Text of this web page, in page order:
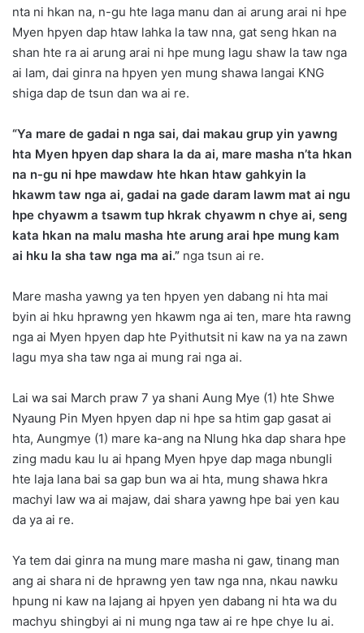
nta ni hkan na, n-gu hte laga manu dan ai arung arai ni hpe
Myen hpyen dap htaw lahka la taw nna, gat seng hkan na
shan hte ra ai arung arai ni hpe mung lagu shaw la taw nga
ai lam, dai ginra na hpyen yen mung shawa langai KNG
shiga dap de tsun dan wa ai re.
“Ya mare de gadai n nga sai, dai makau grup yin yawng
hta Myen hpyen dap shara la da ai, mare masha n’ta hkan
na n-gu ni hpe mawdaw hte hkan htaw gahkyin la
hkawm taw nga ai, gadai na gade daram lawm mat ai ngu
hpe chyawm a tsawm tup hkrak chyawm n chye ai, seng
kata hkan na malu masha hte arung arai hpe mung kam
ai hku la sha taw nga ma ai.” nga tsun ai re.
Mare masha yawng ya ten hpyen yen dabang ni hta mai
byin ai hku hprawng yen hkawm nga ai ten, mare hta rawng
nga ai Myen hpyen dap hte Pyithutsit ni kaw na ya na zawn
lagu mya sha taw nga ai mung rai nga ai.
Lai wa sai March praw 7 ya shani Aung Mye (1) hte Shwe
Nyaung Pin Myen hpyen dap ni hpe sa htim gap gasat ai
hta, Aungmye (1) mare ka-ang na Nlung hka dap shara hpe
zing madu kau lu ai hpang Myen hpye dap maga nbungli
hte laja lana bai sa gap bun wa ai hta, mung shawa hkra
machyi law wa ai majaw, dai shara yawng hpe bai yen kau
da ya ai re.
Ya tem dai ginra na mung mare masha ni gaw, tinang man
ang ai shara ni de hprawng yen taw nga nna, nkau nawku
hpung ni kaw na lajang ai hpyen yen dabang ni hta wa du
machyu shingbyi ai ni mung nga taw ai re hpe chye lu ai.